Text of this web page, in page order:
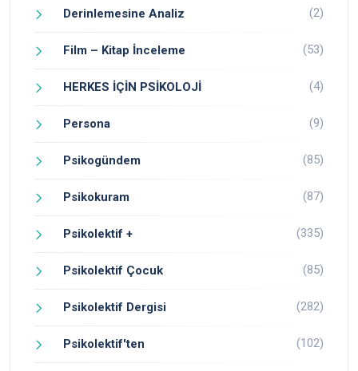
Derinlemesine Analiz (2)
Film – Kitap İnceleme (53)
HERKES İÇİN PSİKOLOJİ (4)
Persona (9)
Psikogündem (85)
Psikokuram (87)
Psikolektif + (335)
Psikolektif Çocuk (85)
Psikolektif Dergisi (282)
Psikolektif'ten (102)